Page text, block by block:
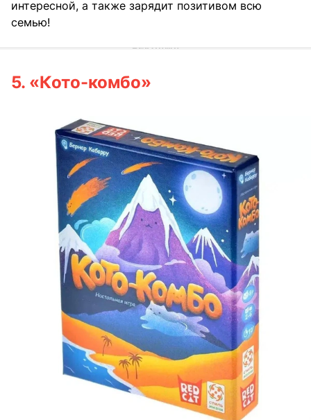
интересной, а также зарядит позитивом всю
семью!
5. «Кото-комбо»